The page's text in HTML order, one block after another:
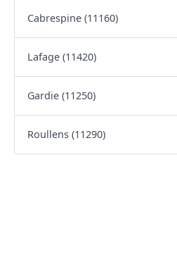
Cabrespine (11160)
Lafage (11420)
Gardie (11250)
Roullens (11290)